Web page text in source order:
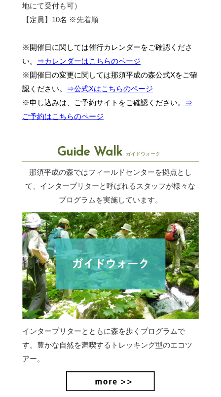
地にて受付も可）
【定員】10名 ※先着順
※開催日に関しては催行カレンダーをご確認くださ
い。
⇒カレンダーはこちらのページ
※開催日の変更に関しては那須平成の森公式Xをご確
認ください。
⇒公式Xはこちらのページ
※申し込みは、ご予約サイトをご確認ください。
⇒
ご予約はこちらのページ
Guide Walk ガイドウォーク
那須平成の森ではフィールドセンターを拠点とし
て、インタープリターと呼ばれるスタッフが様々な
プログラムを実施しています。
インタープリターとともに森を歩くプログラムで
す。豊かな自然を満喫するトレッキング型のエコツ
アー。